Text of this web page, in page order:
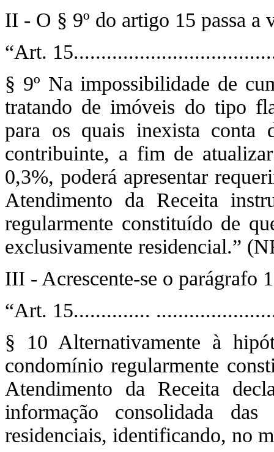
II - O § 9º do artigo 15 passa a
“Art.
§ 9º Na impossibilidade de
tratando de imóveis do tipo
para os quais inexista conta
contribuinte, a fim de
0,3%, poderá apresentar
Atendimento da Receita
regularmente constituído de
exclusivamente residencial.”
III - Acrescente-se o parágrafo
“Art. 15..............
§ 10 Alternativamente à
condomínio regularmente
Atendimento da Receita
informação consolidada
residenciais, identificando, no